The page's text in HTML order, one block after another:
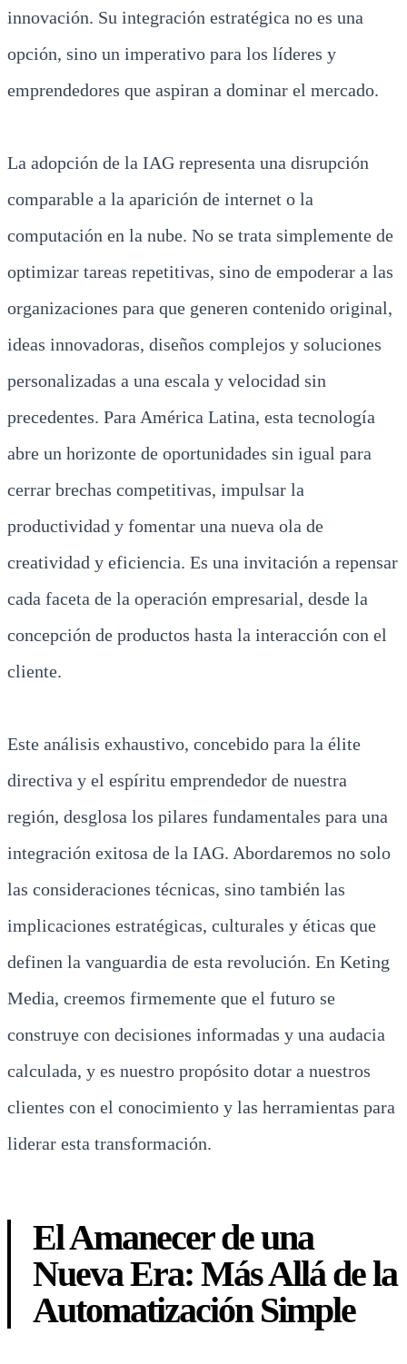
innovación. Su integración estratégica no es una
opción, sino un imperativo para los líderes y
emprendedores que aspiran a dominar el mercado.
La adopción de la IAG representa una disrupción
comparable a la aparición de internet o la
computación en la nube. No se trata simplemente de
optimizar tareas repetitivas, sino de empoderar a las
organizaciones para que generen contenido original,
ideas innovadoras, diseños complejos y soluciones
personalizadas a una escala y velocidad sin
precedentes. Para América Latina, esta tecnología
abre un horizonte de oportunidades sin igual para
cerrar brechas competitivas, impulsar la
productividad y fomentar una nueva ola de
creatividad y eficiencia. Es una invitación a repensar
cada faceta de la operación empresarial, desde la
concepción de productos hasta la interacción con el
cliente.
Este análisis exhaustivo, concebido para la élite
directiva y el espíritu emprendedor de nuestra
región, desglosa los pilares fundamentales para una
integración exitosa de la IAG. Abordaremos no solo
las consideraciones técnicas, sino también las
implicaciones estratégicas, culturales y éticas que
definen la vanguardia de esta revolución. En Keting
Media, creemos firmemente que el futuro se
construye con decisiones informadas y una audacia
calculada, y es nuestro propósito dotar a nuestros
clientes con el conocimiento y las herramientas para
liderar esta transformación.
El Amanecer de una
Nueva Era: Más Allá de la
Automatización Simple